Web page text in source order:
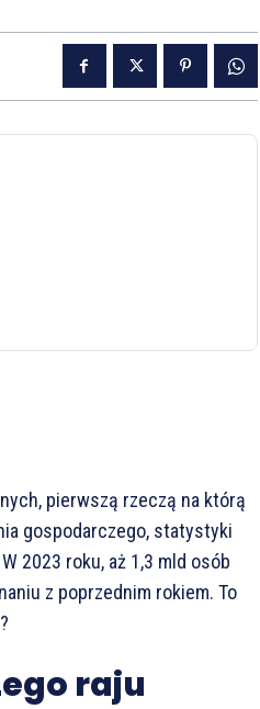
pierwszą rzeczą na którą
gospodarczego, statystyki
2023 roku, aż 1,3 mld osób
z poprzednim rokiem. To
raju